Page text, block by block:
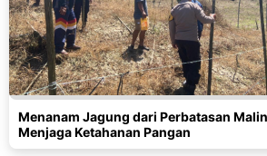
Menanam Jagung dari Perbatasan
Menjaga Ketahanan Pangan